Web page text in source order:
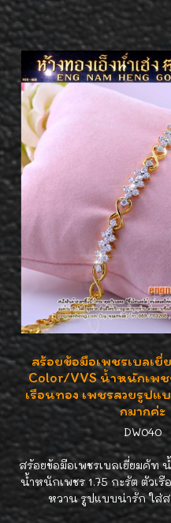
สร้อยข้อมือเพชรเบลเยี่
Color/VVS น้ำหนักเพช
เรือนทอง เพชรสวยรูปแ
กมากค่ะ
DW040
สร้อยข้อมือเพชรเบลเยี่ยมคัท
น้ำหนักเพชร 1.75 กะรัต ตัวเ
หวาน รูปแบบน่ารัก ใส่